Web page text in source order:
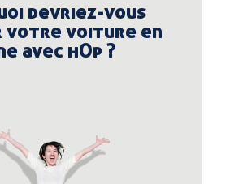
devriez-vous
votre voiture en
avec hOp ?